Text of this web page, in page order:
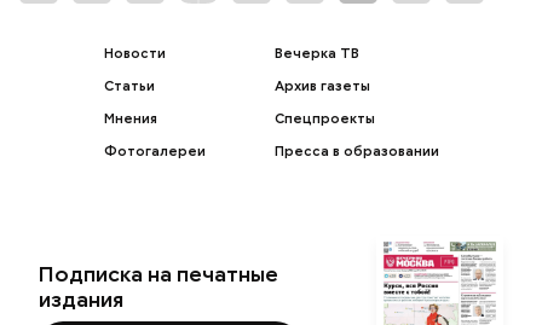
Новости
Статьи
Мнения
Фотогалереи
Вечерка ТВ
Архив газеты
Спецпроекты
Пресса в образовании
Подписка на печатные
издания